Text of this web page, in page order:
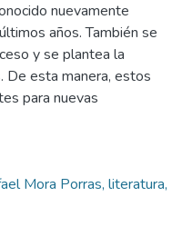
nuevamente
años. También se
y se plantea la
De esta manera, estos
para nuevas
Mora Porras, literatura,